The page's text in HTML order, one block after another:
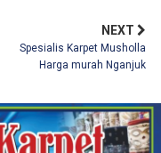
NEXT
Spesialis Karpet Musholla
Harga murah Nganjuk